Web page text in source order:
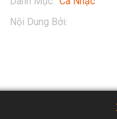
Nội Dung Bởi: